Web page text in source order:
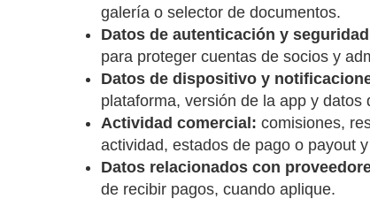
galería o selector de documentos.
Datos de autenticación y
para proteger cuentas de socios y
Datos de dispositivo y
plataforma, versión de la app y
Actividad comercial: comisiones,
actividad, estados de pago o payout
Datos relacionados con
de recibir pagos, cuando aplique.